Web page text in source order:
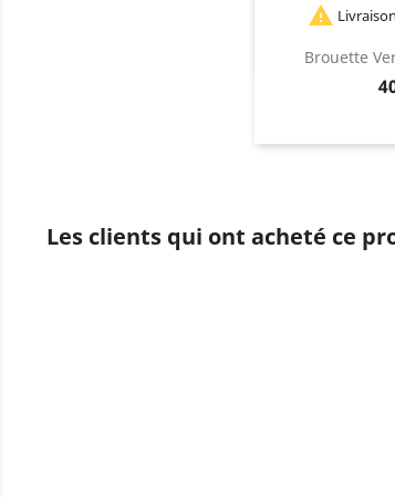
Brouette

Les clients qui ont acheté ce